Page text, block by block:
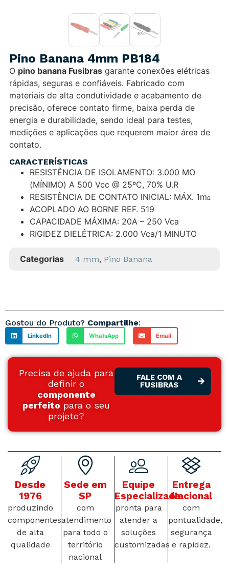
Pino Banana 4mm PB184
O pino banana Fusibras garante conexões elétricas
rápidas, seguras e confiáveis. Fabricado com
materiais de alta condutividade e acabamento de
precisão, oferece contato firme, baixa perda de
energia e durabilidade, sendo ideal para testes,
medições e aplicações que requerem maior área de
contato.
CARACTERÍSTICAS
RESISTÊNCIA DE ISOLAMENTO: 3.000 MΩ
(MÍNIMO) A 500 Vcc @ 25ºC, 70% U.R
RESISTÊNCIA DE CONTATO INICIAL: MÁX. 1mΩ
ACOPLADO AO BORNE REF. 519
CAPACIDADE MÁXIMA: 20A – 250 Vca
RIGIDEZ DIELÉTRICA: 2.000 Vca/1 MINUTO
Categorias 4 mm, Pino Banana
Gostou do Produto? Compartilhe:
LinkedIn WhatsApp Email
Precisa de ajuda para
definir o
componente
perfeito para o seu
projeto?
FALE COM A
FUSIBRAS
Desde
1976
produzindo
componentes
de alta
qualidade
Sede em
SP
com
atendimento
para todo o
território
nacional
Equipe
Especializada
pronta para
atender a
soluções
customizadas
Entrega
Nacional
com
pontualidade,
segurança
e rapidez.